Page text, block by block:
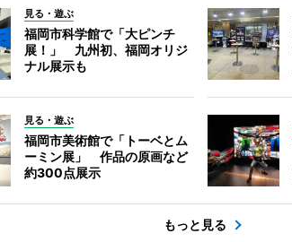
見る・遊ぶ
福岡市科学館で「大ピンチ
展！」 九州初、福岡オリジ
ナル展示も
見る・遊ぶ
福岡市美術館で「トーベとム
ーミン展」 作品の原画など
約300点展示
もっと見る